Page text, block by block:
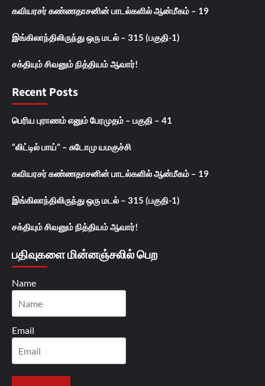
கவியரசர் கண்ணதாசனின் பாடல்களில் ஆன்மீகம் – 19
இங்கிலாந்திலிருந்து ஒரு மடல் – 315 (பகுதி-1)
சக்தியும் சிவனும் நித்தியம் ஆவார்!
Recent Posts
பெரிய புராணம் எனும் பேரமுதம் – பகுதி – 41
“லிட்டில் பாய்” – சுடோமு யமகுச்சி
கவியரசர் கண்ணதாசனின் பாடல்களில் ஆன்மீகம் – 19
இங்கிலாந்திலிருந்து ஒரு மடல் – 315 (பகுதி-1)
சக்தியும் சிவனும் நித்தியம் ஆவார்!
பதிவுகளை மின்னஞ்சலில் பெற
Name
Email